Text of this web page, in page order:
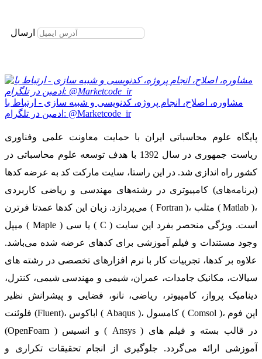
ارسال
مشاوره، اصلاح، انجام پروژه، کدنویسی و شبیه سازی - ارتباط با
ادمین در تلگرام: @Marketcode_ir
پایگاه علوم محاسباتی ایران با حمایت معاونت علمی وفناوری
ریاست جمهوری در سال 1392 با هدف توسعه علوم محاسباتی در
کشور راه اندازی شد. در این راستا، سایت مارکت کد به عرضه کدها
(برنامه‌های) کامپیوتری در رشته‌های مهندسی و ریاضی کاربردی
می‌پردازد. زبان این کدها عمدتا فرترن ( Fortran )، متلب ( Matlab )،
میپل ( Maple ) یا سی ( C ) است. ویژگی منحصر بفرد این سایت
وجود مستندات و فیلم آموزشی برای کدهای عرضه شده می‌باشد.
علاوه بر کدها، تجربیات کار با نرم افزارهای تخصصی در رشته های
سیالات، مکانیک جامدات، عمران، شیمی و مهندسی شیمی، کنترل،
دینامیک پرواز، کامپیوتر، ریاضی، نانو، فضایی و پیشرانش نظیر
فلوئنت (Fluent)، اباکوس ( Abaqus )، کامسول ( Comsol )، اپن فوم
(OpenFoam ) و انسیس ( Ansys ) در قالب بسته‌ و فیلم های
آموزشی ارائه می‌گردد. جلوگیری از انجام تحقیقات تکراری و